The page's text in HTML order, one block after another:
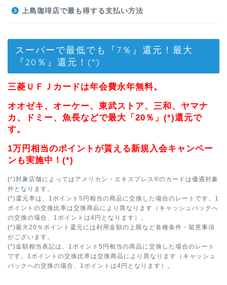
上島珈琲店で最も得する支払い方法
スーパーで最低でも『7％』還元！最大
『20％』還元！(*)
三菱ＵＦＪカードは年会費永年無料。
オオゼキ、オーケー、東武ストア、三和、ヤマナ
カ、ドミー、魚長などで最大「20％」(*)還元で
す。
1万円相当のポイントが貰える新規入会キャンペー
ンも実施中！(*)
(*)対象店舗によってはアメリカン・エキスプレス®のカードは優遇対象
外となります。
(*)還元率は、1ポイント5円相当の商品に交換した場合のレートです。1
ポイントの交換比率は交換商品により異なります（キャッシュバックへ
の交換の場合、1ポイントは4円となります）。
(*)最大20％ポイント還元には利用金額の上限など各種条件・留意事項
がございます。
(*)金額相当表記は、1ポイント5円相当の商品に交換した場合のレート
です。1ポイントの交換比率は交換商品により異なります（キャッシュ
バックへの交換の場合、1ポイントは4円となります）。